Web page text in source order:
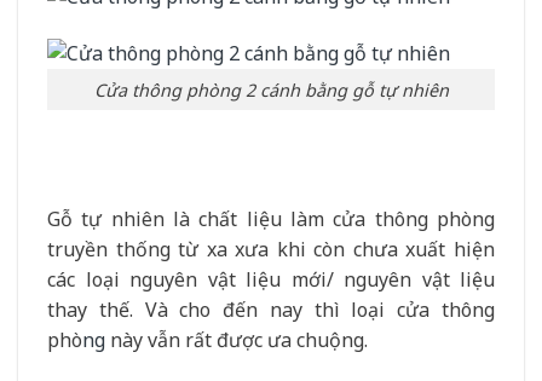
Cửa thông phòng 2 cánh bằng gỗ tự nhiên
Gỗ tự nhiên là chất liệu làm cửa thông phòng
truyền thống từ xa xưa khi còn chưa xuất hiện
các loại nguyên vật liệu mới/ nguyên vật liệu
thay thế. Và cho đến nay thì loại cửa thông
phòng này vẫn rất được ưa chuộng.